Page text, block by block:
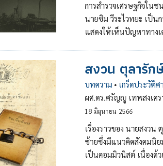
การสำรวจเศรษฐกิจใน
นายซิม วีระไวทยะ เป็
แสดงให้เห็นปัญหาทาง
สงวน ตุลารั
บทความ • เกร็ดประวัติศ
ผศ.ดร.ศรัญญู เทพสงเคร
18 มิถุนายน 2566
เรื่องราวของ นายสงว
ซ้ายซึ่งมีแนวคิดสังคมนิย
เป็นคอมมิวนิสต์ เนื่องด้